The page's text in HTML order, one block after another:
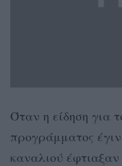
Όταν η είδηση για
προγράμματος
καναλιού έφτιαξαν